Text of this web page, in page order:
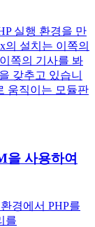
실행 환경을 만
의 설치는 이쪽의
쪽의 기사를 봐
갖추고 있습니
움직이는 모듈판
을 사용하여
경에서 PHP를
를